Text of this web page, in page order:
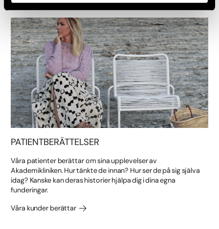
PATIENTBERÄTTELSER
Våra patienter berättar om sina upplevelser av
Akademikliniken. Hur tänkte de innan? Hur ser de på sig själva
idag? Kanske kan deras historier hjälpa dig i dina egna
funderingar.
Våra kunder berättar